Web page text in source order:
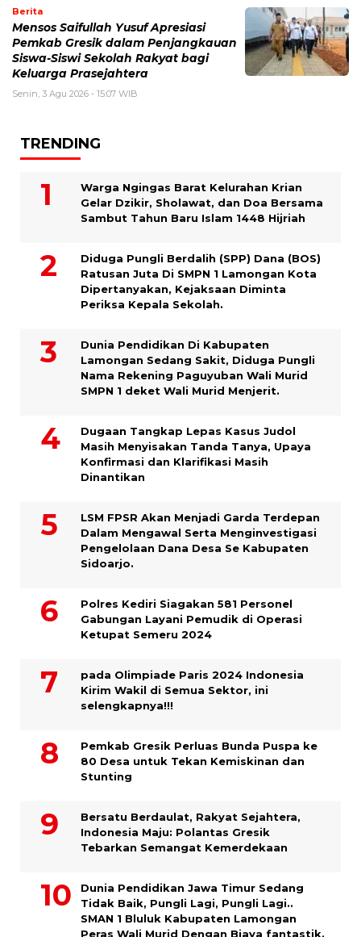
Berita
Mensos Saifullah Yusuf Apresiasi
Pemkab Gresik dalam Penjangkauan
Siswa-Siswi Sekolah Rakyat bagi
Keluarga Prasejahtera
Senin, 3 Agu 2026 - 15:07 WIB
TRENDING
Warga Ngingas Barat Kelurahan Krian
Gelar Dzikir, Sholawat, dan Doa Bersama
Sambut Tahun Baru Islam 1448 Hijriah
Diduga Pungli Berdalih (SPP) Dana (BOS)
Ratusan Juta Di SMPN 1 Lamongan Kota
Dipertanyakan, Kejaksaan Diminta
Periksa Kepala Sekolah.
Dunia Pendidikan Di Kabupaten
Lamongan Sedang Sakit, Diduga Pungli
Nama Rekening Paguyuban Wali Murid
SMPN 1 deket Wali Murid Menjerit.
Dugaan Tangkap Lepas Kasus Judol
Masih Menyisakan Tanda Tanya, Upaya
Konfirmasi dan Klarifikasi Masih
Dinantikan
LSM FPSR Akan Menjadi Garda Terdepan
Dalam Mengawal Serta Menginvestigasi
Pengelolaan Dana Desa Se Kabupaten
Sidoarjo.
Polres Kediri Siagakan 581 Personel
Gabungan Layani Pemudik di Operasi
Ketupat Semeru 2024
pada Olimpiade Paris 2024 Indonesia
Kirim Wakil di Semua Sektor, ini
selengkapnya!!!
Pemkab Gresik Perluas Bunda Puspa ke
80 Desa untuk Tekan Kemiskinan dan
Stunting
Bersatu Berdaulat, Rakyat Sejahtera,
Indonesia Maju: Polantas Gresik
Tebarkan Semangat Kemerdekaan
Dunia Pendidikan Jawa Timur Sedang
Tidak Baik, Pungli Lagi, Pungli Lagi..
SMAN 1 Bluluk Kabupaten Lamongan
Peras Wali Murid Dengan Biaya fantastik.